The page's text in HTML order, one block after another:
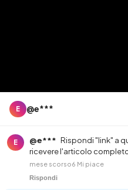
E @e***
E @e*** Rispondi "link" a
ricevere l'articolo
mese scorso6 Mi piace
Rispondi